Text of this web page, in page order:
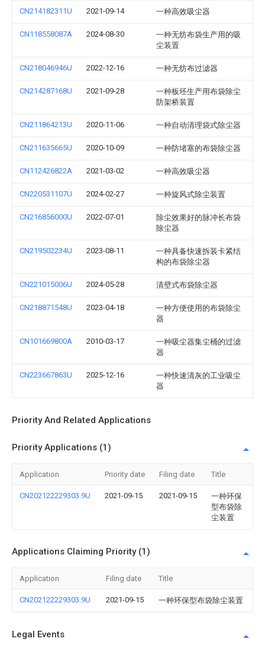
CN214182311U 2021-09-14 一种高效吸尘器
CN118558087A 2024-08-30
一种无纺布袋生产用的吸
尘装置
CN218046946U 2022-12-16 一种无纺布过滤器
CN214287168U 2021-09-28
一种板坯生产用布袋除尘
防架桥装置
CN211864213U 2020-11-06 一种自动清理袋式除尘器
CN211635665U 2020-10-09 一种防堵塞的布袋除尘器
CN112426822A 2021-03-02 一种高效吸尘器
CN220531107U 2024-02-27 一种旋风式除尘装置
CN216856000U 2022-07-01
除尘效果好的脉冲长布袋
除尘器
CN219502234U 2023-08-11
一种具备快速拆装卡紧结
构的布袋除尘器
CN221015006U 2024-05-28 清壁式布袋除尘器
CN218871548U 2023-04-18
一种方便使用的布袋除尘
器
CN101669800A 2010-03-17
一种吸尘器集尘桶的过滤
器
CN223667863U 2025-12-16
一种快速清灰的工业吸尘
器
Priority And Related Applications
Priority Applications (1)
Application Priority date Filing date Title
CN202122229303.9U 2021-09-15 2021-09-15
一种环保
型布袋除
尘装置
Applications Claiming Priority (1)
Application Filing date Title
CN202122229303.9U 2021-09-15 一种环保型布袋除尘装置
Legal Events